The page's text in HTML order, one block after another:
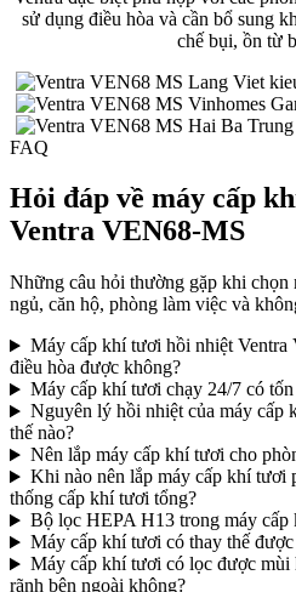
sử dụng điều hòa và cần bổ sung
chế bụi, ồn từ
FAQ
Hỏi đáp về máy cấp
Ventra VEN68-MS
Những câu hỏi thường gặp khi
ngủ, căn hộ, phòng làm việc và
Máy cấp khí tươi hồi nhiệt
điều hòa được không?
Máy cấp khí tươi chạy 24/7 có
Nguyên lý hồi nhiệt của máy cấp
thế nào?
Nên lắp máy cấp khí tươi cho
Khi nào nên lắp máy cấp khí tươi
thống cấp khí tươi tổng?
Bộ lọc HEPA H13 trong máy cấp
Máy cấp khí tươi có thay thế
Máy cấp khí tươi có lọc được
rãnh bên ngoài không?